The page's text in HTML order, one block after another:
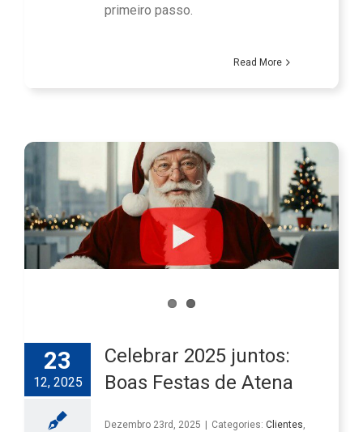
primeiro passo.
Read More
23
12, 2025
Celebrar 2025 juntos:
Boas Festas de Atena
Dezembro 23rd, 2025 Categories: Clientes,